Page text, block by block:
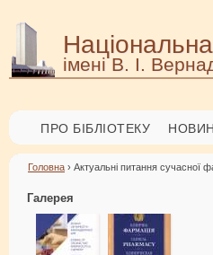
імені В. І.
ПРО БІБЛІОТЕКУ
Головна › Актуальні питання сучасної
Галерея